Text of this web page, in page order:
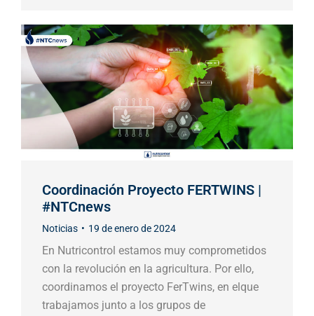
Coordinación Proyecto FERTWINS |
#NTCnews
Noticias 19 de enero de 2024
En Nutricontrol estamos muy comprometidos
con la revolución en la agricultura. Por ello,
coordinamos el proyecto FerTwins, en elque
trabajamos junto a los grupos de